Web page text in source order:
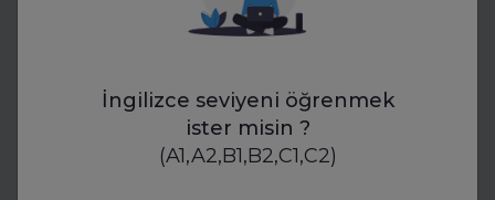
İngilizce seviyeni öğrenmek
ister misin ?
(A1,A2,B1,B2,C1,C2)
LinkedIn, CV ve Ön Yazı İçin AI